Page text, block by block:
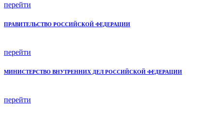
перейти
ПРАВИТЕЛЬСТВО РОССИЙСКОЙ ФЕДЕРАЦИИ
перейти
МИНИСТЕРСТВО ВНУТРЕННИХ ДЕЛ РОССИЙСКОЙ ФЕДЕРАЦИИ
перейти